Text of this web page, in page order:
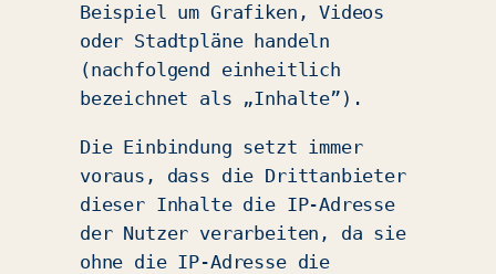
Beispiel um Grafiken, Videos
oder Stadtpläne handeln
(nachfolgend einheitlich
bezeichnet als „Inhalte”).
Die Einbindung setzt immer
voraus, dass die Drittanbieter
dieser Inhalte die IP-Adresse
der Nutzer verarbeiten, da sie
ohne die IP-Adresse die